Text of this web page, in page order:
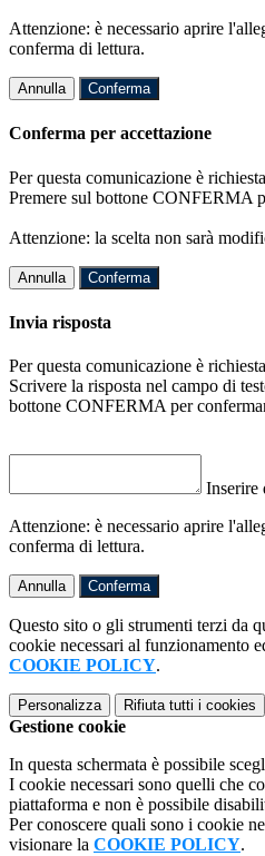
Attenzione: è necessario aprire
conferma di lettura.
Annulla Conferma
Conferma per accettazione
Per questa comunicazione è
Premere sul bottone CONFERMA
Attenzione: la scelta non sarà
Annulla Conferma
Invia risposta
Per questa comunicazione è
Scrivere la risposta nel campo di
bottone CONFERMA per
Inserire
Attenzione: è necessario aprire
conferma di lettura.
Annulla Conferma
Questo sito o gli strumenti terzi da
cookie necessari al funzionamento
COOKIE POLICY.
Personalizza Rifiuta tutti i cookies
Gestione cookie
In questa schermata è possibile
I cookie necessari sono quelli che
piattaforma e non è possibile
Per conoscere quali sono i cookie
visionare la COOKIE POLICY.